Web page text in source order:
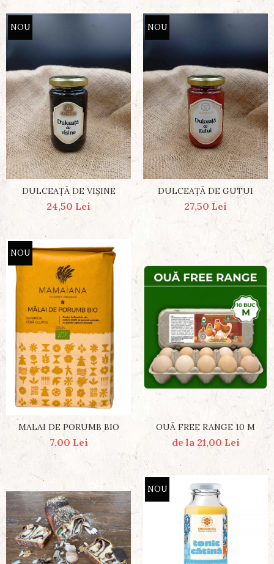
NOU
DULCEAȚĂ DE VIȘINE
24,50 Lei
NOU
DULCEAȚĂ DE GUTUI
27,50 Lei
NOU
MALAI DE PORUMB BIO
7,00 Lei
OUĂ FREE RANGE 10 M
de la 21,00 Lei
NOU